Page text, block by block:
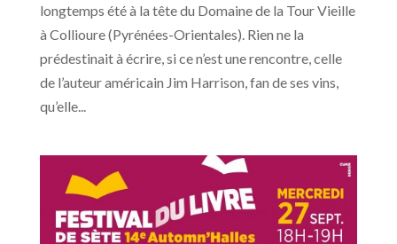
longtemps été à la tête du Domaine de la Tour Vieille
à Collioure (Pyrénées-Orientales). Rien ne la
prédestinait à écrire, si ce n’est une rencontre, celle
de l’auteur américain Jim Harrison, fan de ses vins,
qu’elle...